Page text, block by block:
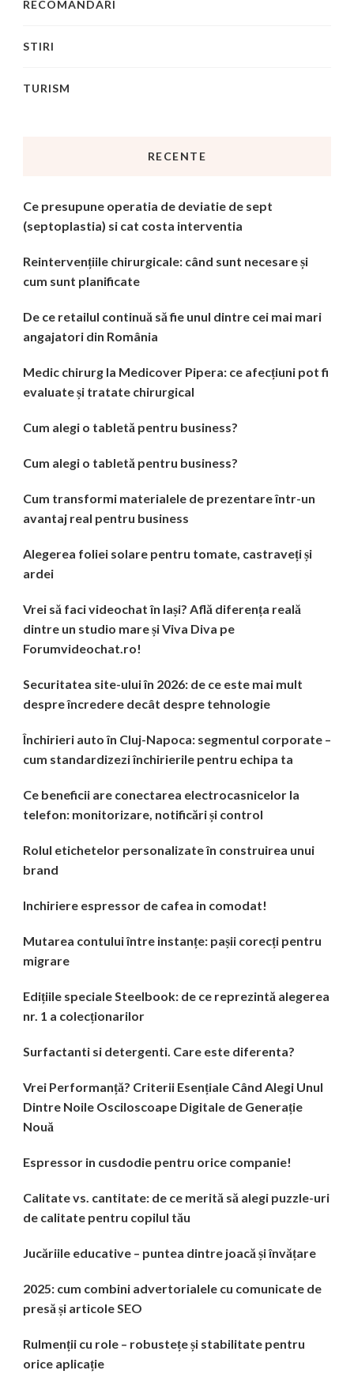
RECOMANDARI
STIRI
TURISM
RECENTE
Ce presupune operatia de deviatie de sept
(septoplastia) si cat costa interventia
Reintervențiile chirurgicale: când sunt necesare și
cum sunt planificate
De ce retailul continuă să fie unul dintre cei mai mari
angajatori din România
Medic chirurg la Medicover Pipera: ce afecțiuni pot fi
evaluate și tratate chirurgical
Cum alegi o tabletă pentru business?
Cum alegi o tabletă pentru business?
Cum transformi materialele de prezentare într-un
avantaj real pentru business
Alegerea foliei solare pentru tomate, castraveți și
ardei
Vrei să faci videochat în Iași? Află diferența reală
dintre un studio mare și Viva Diva pe
Forumvideochat.ro!
Securitatea site-ului în 2026: de ce este mai mult
despre încredere decât despre tehnologie
Închirieri auto în Cluj-Napoca: segmentul corporate –
cum standardizezi închirierile pentru echipa ta
Ce beneficii are conectarea electrocasnicelor la
telefon: monitorizare, notificări și control
Rolul etichetelor personalizate în construirea unui
brand
Inchiriere espressor de cafea in comodat!
Mutarea contului între instanțe: pașii corecți pentru
migrare
Edițiile speciale Steelbook: de ce reprezintă alegerea
nr. 1 a colecționarilor
Surfactanti si detergenti. Care este diferenta?
Vrei Performanță? Criterii Esențiale Când Alegi Unul
Dintre Noile Osciloscoape Digitale de Generație
Nouă
Espressor in cusdodie pentru orice companie!
Calitate vs. cantitate: de ce merită să alegi puzzle-uri
de calitate pentru copilul tău
Jucăriile educative – puntea dintre joacă și învățare
2025: cum combini advertorialele cu comunicate de
presă și articole SEO
Rulmenții cu role – robustețe și stabilitate pentru
orice aplicație